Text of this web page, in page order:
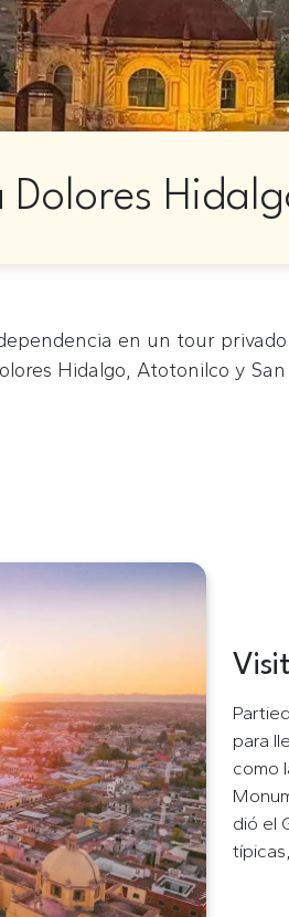
Dolores
en un tour
Hidalgo, Atotonilco y
para
como
dió el